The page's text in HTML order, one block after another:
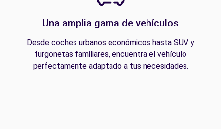
Una amplia gama de vehículos
Desde coches urbanos económicos hasta SUV y
furgonetas familiares, encuentra el vehículo
perfectamente adaptado a tus necesidades.